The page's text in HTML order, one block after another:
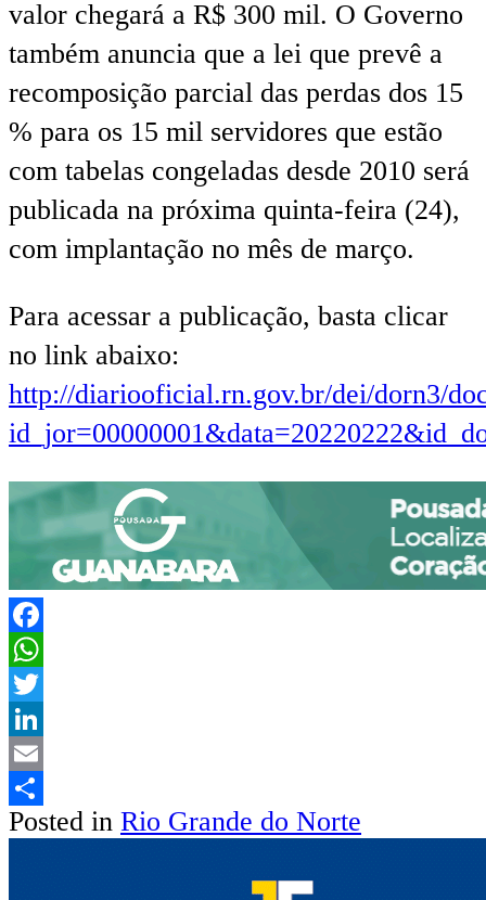
valor chegará a R$ 300 mil. O Governo
também anuncia que a lei que prevê a
recomposição parcial das perdas dos 15
% para os 15 mil servidores que estão
com tabelas congeladas desde 2010 será
publicada na próxima quinta-feira (24),
com implantação no mês de março.
Para acessar a publicação, basta clicar
no link abaixo:
http://diariooficial.rn.gov.br/dei/dorn3/
Facebook
WhatsApp
Twitter
LinkedIn
Email
Share
Posted in Rio Grande do Norte